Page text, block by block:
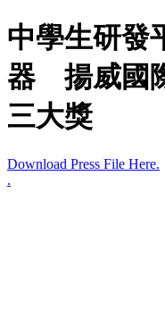
中學生研發
器 揚威國
三大獎
Download Press File Here.
.